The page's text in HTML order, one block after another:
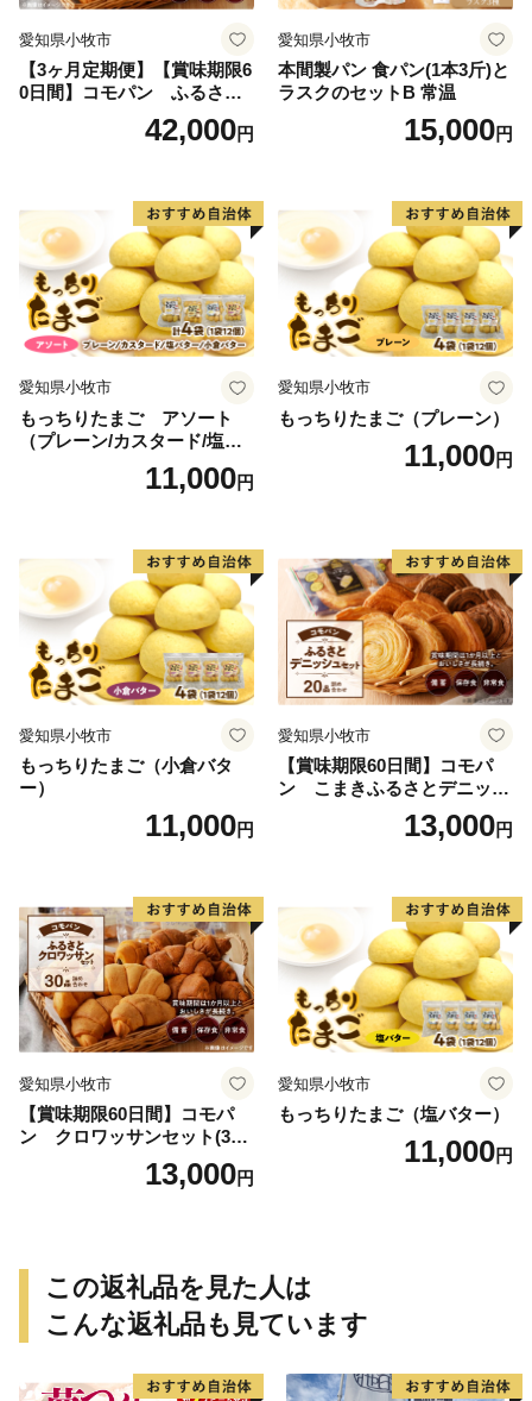
愛知県小牧市
【3ヶ月定期便】【賞味期限6
0日間】コモパン ふるさと
クロワッサンセット（計90
個）／災害用備蓄 保存食 非
42,000円
愛知県小牧市
本間製パン 食パン(1本3斤)と
ラスクのセットB 常温
15,000円
愛知県小牧市
もっちりたまご アソート
（プレーン/カスタード/塩バ
ター/小倉バター）11,000円
愛知県小牧市
もっちりたまご（プレーン）
11,000円
愛知県小牧市
もっちりたまご（小倉バタ
ー）
11,000円
愛知県小牧市
【賞味期限60日間】コモパ
ン こまきふるさとデニッシ
ュセット（20個入り）／災害
用備蓄 保存食 非常食 防災グ
13,000円
愛知県小牧市
【賞味期限60日間】コモパ
ン クロワッサンセット(30
個入り)／災害用備蓄 保存食
非常食 防災グッズにも
13,000円
愛知県小牧市
もっちりたまご（塩バター）
11,000円
この返礼品を見た人は
こんな返礼品も見ています